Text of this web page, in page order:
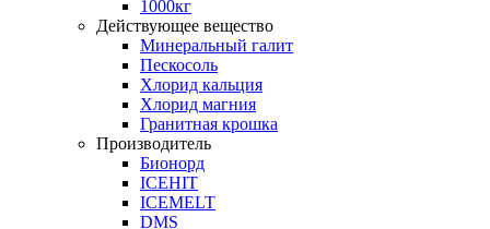
1000кг
Действующее вещество
Минеральный галит
Пескосоль
Хлорид кальция
Хлорид магния
Гранитная крошка
Производитель
Бионорд
ICEHIT
ICEMELT
DMS